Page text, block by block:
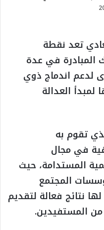
تعد نقطة
المبادرة في عدة
لدعم اندماج ذوي
العدالة
تقوم به
في مجال
المستدامة، حيث
المجتمع
نتائج فعالة لتقديم
المستفيدين.